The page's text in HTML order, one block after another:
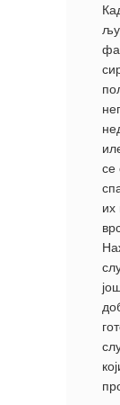
се
их